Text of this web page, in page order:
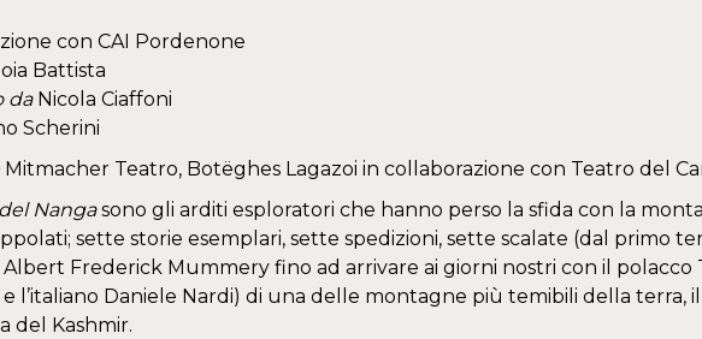
con CAI Pordenone
Battista
daNicola Ciaffoni
Scherini
Mitmacher Teatro, Botëghes Lagazoi in collaborazione con Teatro del
Nangasono gli arditi esploratori che hanno perso la sfida con la
sette storie esemplari, sette spedizioni, sette scalate (dal primo
Albert Frederick Mummery fino ad arrivare ai giorni nostri con il polacco
e l’italiano Daniele Nardi) di una delle montagne più temibili della terra,
del Kashmir.